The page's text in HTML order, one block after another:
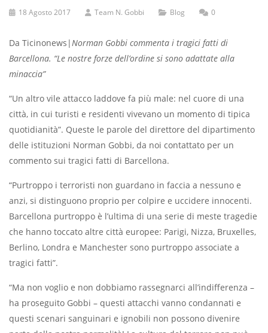
18 Agosto 2017 Team N. Gobbi Blog 0
Da Ticinonews|Norman Gobbi commenta i tragici fatti di
Barcellona. “Le nostre forze dell’ordine si sono adattate alla
minaccia”
“Un altro vile attacco laddove fa più male: nel cuore di una
città, in cui turisti e residenti vivevano un momento di tipica
quotidianità”. Queste le parole del direttore del dipartimento
delle istituzioni Norman Gobbi, da noi contattato per un
commento sui tragici fatti di Barcellona.
“Purtroppo i terroristi non guardano in faccia a nessuno e
anzi, si distinguono proprio per colpire e uccidere innocenti.
Barcellona purtroppo è l’ultima di una serie di meste tragedie
che hanno toccato altre città europee: Parigi, Nizza, Bruxelles,
Berlino, Londra e Manchester sono purtroppo associate a
tragici fatti”.
“Ma non voglio e non dobbiamo rassegnarci all’indifferenza –
ha proseguito Gobbi – questi attacchi vanno condannati e
questi scenari sanguinari e ignobili non possono divenire